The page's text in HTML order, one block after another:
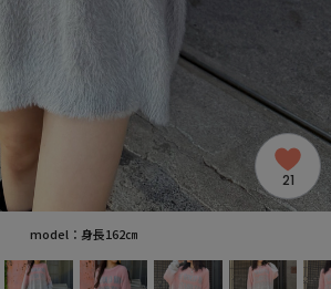
21
model：身長162㎝